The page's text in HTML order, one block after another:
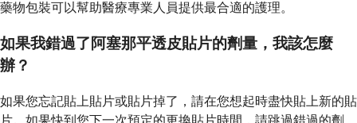
藥物包裝可以幫助醫療專業人員提供最合適的護理。
如果我錯過了阿塞那平透皮貼片的劑量，我該怎麼
辦？
如果您忘記貼上貼片或貼片掉了，請在您想起時盡快貼上新的貼
片。如果快到您下一次預定的更換貼片時間，請跳過錯過的劑